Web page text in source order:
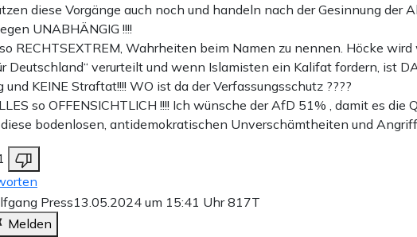
diese Vorgänge auch noch und handeln nach der Gesinnung der
UNABHÄNGIG !!!!
RECHTSEXTREM, Wahrheiten beim Namen zu nennen. Höcke wird
Deutschland“ verurteilt und wenn Islamisten ein Kalifat fordern, ist
und KEINE Straftat!!!! WO ist da der Verfassungsschutz ????
so OFFENSICHTLICH !!!! Ich wünsche der AfD 51% , damit es die
bodenlosen, antidemokratischen Unverschämtheiten und
Press13.05.2024 um 15:41 Uhr817T
Melden